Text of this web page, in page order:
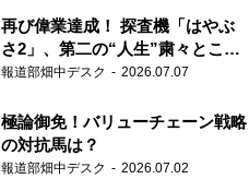
再び偉業達成！ 探査機「はやぶ
さ2」、第二の“人生”粛々とこな
す
報道部畑中デスク 2026.07.07
極論御免！バリューチェーン戦略
の対抗馬は？
報道部畑中デスク 2026.07.02